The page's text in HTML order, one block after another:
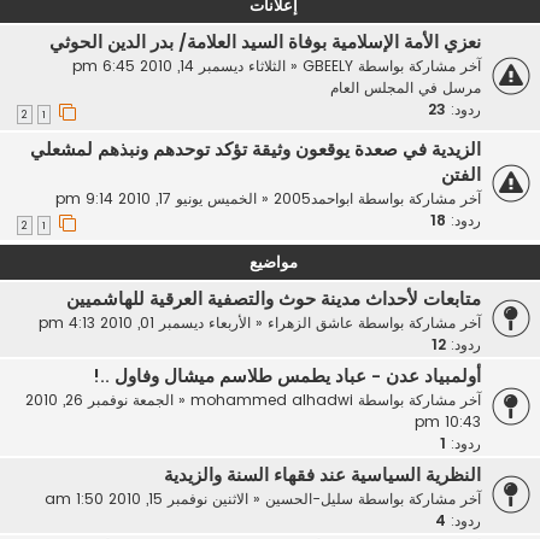
إعلانات
نعزي الأمة الإسلامية بوفاة السيد العلامة/ بدر الدين الحوثي
آخر مشاركة بواسطة GBEELY
« الثلاثاء ديسمبر 14, 2010 6:45 pm
مرسل في المجلس العام
ردود: 23
الزيدية في صعدة يوقعون وثيقة تؤكد توحدهم ونبذهم لمشعلي
الفتن
آخر مشاركة بواسطة ابواحمد2005 « الخميس يونيو 17, 2010 9:14 pm
ردود: 18
مواضيع
متابعات لأحداث مدينة حوث والتصفية العرقية للهاشميين
آخر مشاركة بواسطة عاشق الزهراء« الأربعاء ديسمبر 01, 2010 4:13 pm
ردود: 12
أولمبياد عدن - عباد يطمس طلاسم ميشال وفاول ..!
آخر مشاركة بواسطة mohammed alhadwi
«
الجمعة نوفمبر 26, 2010
10:43 pm
ردود:
النظرية السياسية عند فقهاء السنة والزيدية
آخر مشاركة بواسطة سليل-الحسين« الاثنين نوفمبر 15, 2010 1:50 am
ردود: 4